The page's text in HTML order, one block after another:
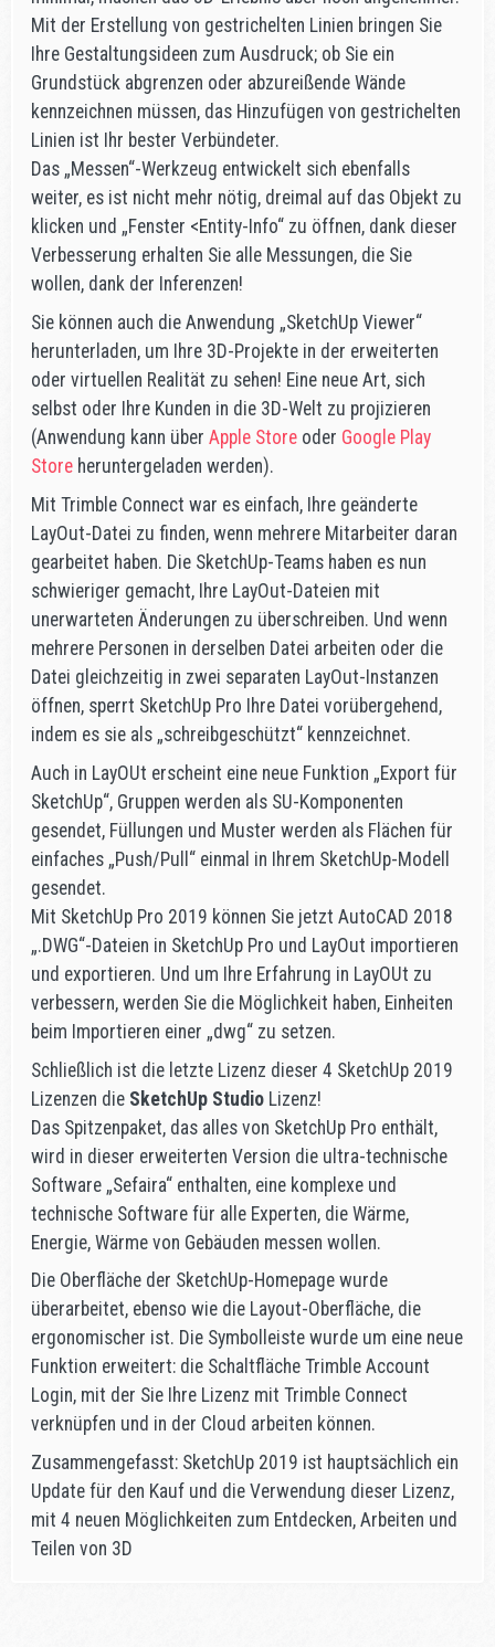
Mit der Erstellung von gestrichelten Linien bringen Sie
Ihre Gestaltungsideen zum Ausdruck; ob Sie ein
Grundstück abgrenzen oder abzureißende Wände
kennzeichnen müssen, das Hinzufügen von gestrichelten
Linien ist Ihr bester Verbündeter.
Das „Messen“-Werkzeug entwickelt sich ebenfalls
weiter, es ist nicht mehr nötig, dreimal auf das Objekt zu
klicken und „Fenster <Entity-Info“ zu öffnen, dank dieser
Verbesserung erhalten Sie alle Messungen, die Sie
wollen, dank der Inferenzen!
Sie können auch die Anwendung „SketchUp Viewer“
herunterladen, um Ihre 3D-Projekte in der erweiterten
oder virtuellen Realität zu sehen! Eine neue Art, sich
selbst oder Ihre Kunden in die 3D-Welt zu projizieren
(Anwendung kann über Apple Store oder Google Play
Store heruntergeladen werden).
Mit Trimble Connect war es einfach, Ihre geänderte
LayOut-Datei zu finden, wenn mehrere Mitarbeiter daran
gearbeitet haben. Die SketchUp-Teams haben es nun
schwieriger gemacht, Ihre LayOut-Dateien mit
unerwarteten Änderungen zu überschreiben. Und wenn
mehrere Personen in derselben Datei arbeiten oder die
Datei gleichzeitig in zwei separaten LayOut-Instanzen
öffnen, sperrt SketchUp Pro Ihre Datei vorübergehend,
indem es sie als „schreibgeschützt“ kennzeichnet.
Auch in LayOUt erscheint eine neue Funktion „Export für
SketchUp“, Gruppen werden als SU-Komponenten
gesendet, Füllungen und Muster werden als Flächen für
einfaches „Push/Pull“ einmal in Ihrem SketchUp-Modell
gesendet.
Mit SketchUp Pro 2019 können Sie jetzt AutoCAD 2018
„.DWG“-Dateien in SketchUp Pro und LayOut importieren
und exportieren. Und um Ihre Erfahrung in LayOUt zu
verbessern, werden Sie die Möglichkeit haben, Einheiten
beim Importieren einer „dwg“ zu setzen.
Schließlich ist die letzte Lizenz dieser 4 SketchUp 2019
Lizenzen die SketchUp Studio Lizenz!
Das Spitzenpaket, das alles von SketchUp Pro enthält,
wird in dieser erweiterten Version die ultra-technische
Software „Sefaira“ enthalten, eine komplexe und
technische Software für alle Experten, die Wärme,
Energie, Wärme von Gebäuden messen wollen.
Die Oberfläche der SketchUp-Homepage wurde
überarbeitet, ebenso wie die Layout-Oberfläche, die
ergonomischer ist. Die Symbolleiste wurde um eine neue
Funktion erweitert: die Schaltfläche Trimble Account
Login, mit der Sie Ihre Lizenz mit Trimble Connect
verknüpfen und in der Cloud arbeiten können.
Zusammengefasst: SketchUp 2019 ist hauptsächlich ein
Update für den Kauf und die Verwendung dieser Lizenz,
mit 4 neuen Möglichkeiten zum Entdecken, Arbeiten und
Teilen von 3D